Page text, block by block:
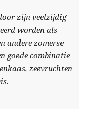
zijn veelzijdig
worden als
andere zomerse
goede combinatie
zeevruchten